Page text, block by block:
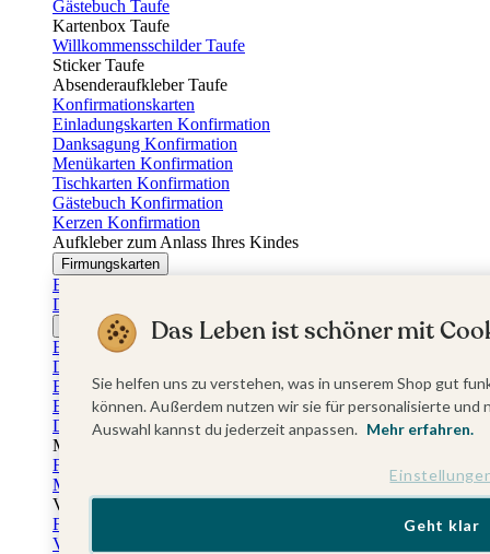
Gästebuch Taufe
Kartenbox Taufe
Willkommensschilder Taufe
Sticker Taufe
Absenderaufkleber Taufe
Konfirmationskarten
Einladungskarten Konfirmation
Danksagung Konfirmation
Menükarten Konfirmation
Tischkarten Konfirmation
Gästebuch Konfirmation
Kerzen Konfirmation
Aufkleber zum Anlass Ihres Kindes
Firmungskarten
Einladungskarten Firmung
Dankeskarten Firmung
Jugendweihekarten
Einladungskarten Jugendweihe
Dankeskarten Jugendweihe
Einschulungskarten
Einladungskarten Einschulung
Danksagung Einschulung
Muttertag
Fotogeschenke Muttertag
Muttertagskarten
Vatertag
Fotogeschenke Vatertag
Vatertagskarten
Das Leben ist schöner mit
Sie helfen uns zu verstehen, was in unserem Shop gut
können. Außerdem nutzen wir sie für personalisierte
Auswahl kannst du jederzeit anpassen. Mehr erfahren.
Geht klar